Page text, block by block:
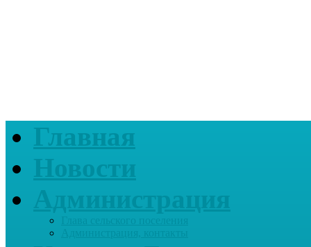
Главная
Новости
Администрация